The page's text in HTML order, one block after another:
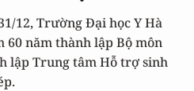
12, Trường Đại học Y Hà
60 năm thành lập Bộ môn
lập Trung tâm Hỗ trợ sinh